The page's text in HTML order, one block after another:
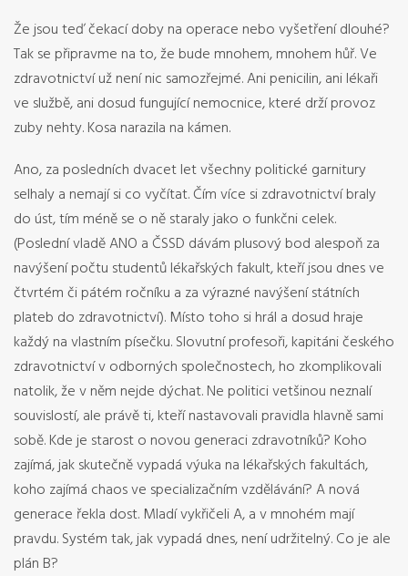
Že jsou teď čekací doby na operace nebo vyšetření dlouhé?
Tak se připravme na to, že bude mnohem, mnohem hůř. Ve
zdravotnictví už není nic samozřejmé. Ani penicilin, ani lékaři
ve službě, ani dosud fungující nemocnice, které drží provoz
zuby nehty. Kosa narazila na kámen.
Ano, za posledních dvacet let všechny politické garnitury
selhaly a nemají si co vyčítat. Čím více si zdravotnictví braly
do úst, tím méně se o ně staraly jako o funkčni celek.
(Poslední vladě ANO a ČSSD dávám plusový bod alespoň za
navýšení počtu studentů lékařských fakult, kteří jsou dnes ve
čtvrtém či pátém ročníku a za výrazné navýšení státních
plateb do zdravotnictví). Místo toho si hrál a dosud hraje
každý na vlastním písečku. Slovutní profesoři, kapitáni českého
zdravotnictví v odborných společnostech, ho zkomplikovali
natolik, že v něm nejde dýchat. Ne politici vetšinou neznalí
souvislostí, ale právě ti, kteří nastavovali pravidla hlavně sami
sobě. Kde je starost o novou generaci zdravotníků? Koho
zajímá, jak skutečně vypadá výuka na lékařských fakultách,
koho zajímá chaos ve specializačním vzdělávání? A nová
generace řekla dost. Mladí vykřičeli A, a v mnohém mají
pravdu. Systém tak, jak vypadá dnes, není udržitelný. Co je ale
plán B?